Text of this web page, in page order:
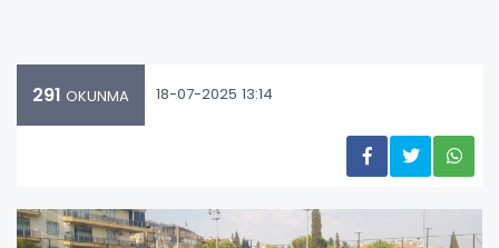
291 OKUNMA 18-07-2025 13:14